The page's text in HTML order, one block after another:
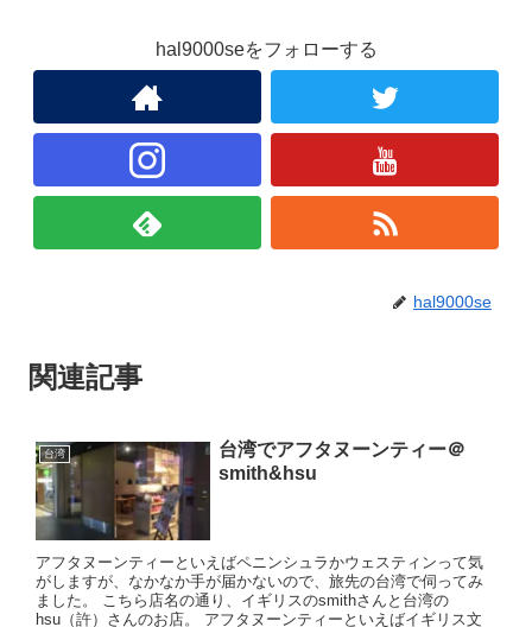
hal9000seをフォローする
hal9000se
関連記事
台湾
台湾でアフタヌーンティー＠
smith&hsu
アフタヌーンティーといえばペニンシュラかウェスティンって気
がしますが、なかなか手が届かないので、旅先の台湾で伺ってみ
ました。 こちら店名の通り、イギリスのsmithさんと台湾の
hsu（許）さんのお店。 アフタヌーンティーといえばイギリス文